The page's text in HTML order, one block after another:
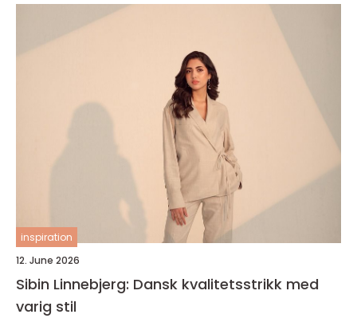
inspiration
12. June 2026
Sibin Linnebjerg: Dansk kvalitetsstrikk med
varig stil